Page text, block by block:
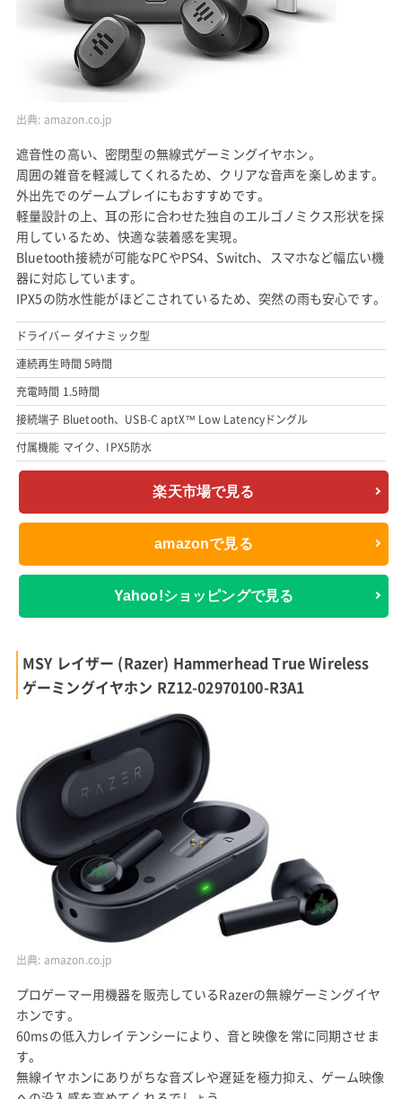
出典: amazon.co.jp
遮音性の高い、密閉型の無線式ゲーミングイヤホン。
周囲の雑音を軽減してくれるため、クリアな音声を楽しめます。
外出先でのゲームプレイにもおすすめです。
軽量設計の上、耳の形に合わせた独自のエルゴノミクス形状を採
用しているため、快適な装着感を実現。
Bluetooth接続が可能なPCやPS4、Switch、スマホなど幅広い機
器に対応しています。
IPX5の防水性能がほどこされているため、突然の雨も安心です。
ドライバー ダイナミック型
連続再生時間 5時間
充電時間 1.5時間
接続端子 Bluetooth、USB-C aptX™ Low Latencyドングル
付属機能 マイク、IPX5防水
楽天市場で見る
amazonで見る
Yahoo!ショッピングで見る
MSY レイザー (Razer) Hammerhead True Wireless
ゲーミングイヤホン RZ12-02970100-R3A1
出典: amazon.co.jp
プロゲーマー用機器を販売しているRazerの無線ゲーミングイヤ
ホンです。
60msの低入力レイテンシーにより、音と映像を常に同期させま
す。
無線イヤホンにありがちな音ズレや遅延を極力抑え、ゲーム映像